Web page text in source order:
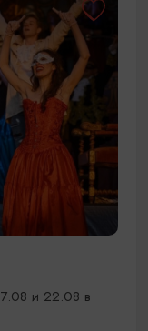
и 22.08 в